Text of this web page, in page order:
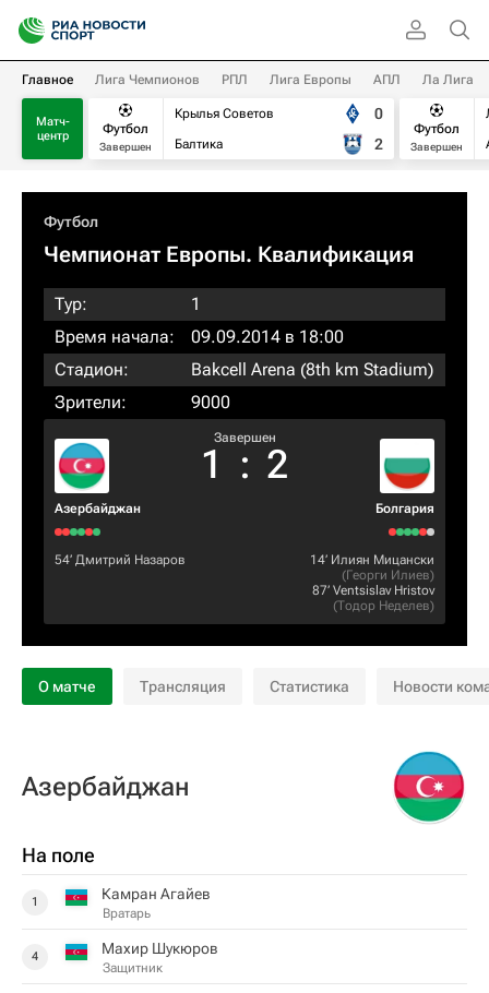
Главное Лига Чемпионов РПЛ Лига Европы АПЛ Ла Лига
Матч-
центр
Футбол
Завершен
Крылья Советов
Балтика
0
2
Футбол
Завершен
Футбол
Чемпионат Европы. Квалификация​
Тур:
1
Время начала:
09.09.2014 в 18:00
Стадион:
Bakcell Arena (8th km Stadium)
Зрители:
9000
Азербайджан
Завершен
1 : 2
Болгария
54‎’‎ Дмитрий Назаров 14‎’‎ Илиян Мицански
(Георги Илиев)
87‎’‎ Ventsislav Hristov
(Тодор Неделев)
О матче Трансляция Статистика Новости
Азербайджан
На поле
1 Камран Агайев
Вратарь
4 Махир Шукюров
Защитник